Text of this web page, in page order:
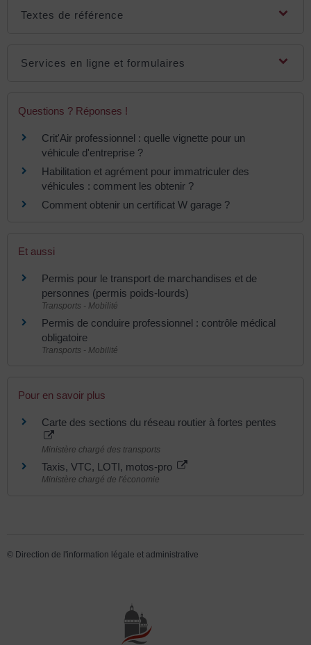
Textes de référence
Services en ligne et formulaires
Questions ? Réponses !
Crit'Air professionnel : quelle vignette pour un
véhicule d'entreprise ?
Habilitation et agrément pour immatriculer des
véhicules : comment les obtenir ?
Comment obtenir un certificat W garage ?
Et aussi
Permis pour le transport de marchandises et de
personnes (permis poids-lourds)
Transports - Mobilité
Permis de conduire professionnel : contrôle médical
obligatoire
Transports - Mobilité
Pour en savoir plus
Carte des sections du réseau routier à fortes pentes
Ministère chargé des transports
Taxis, VTC, LOTI, motos-pro
Ministère chargé de l'économie
© Direction de l'information légale et administrative